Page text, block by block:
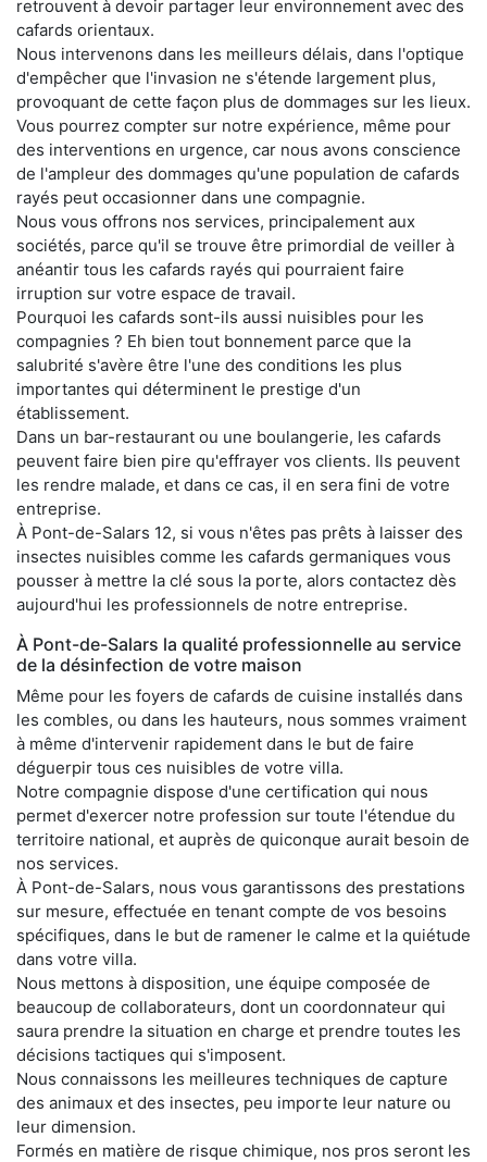
retrouvent à devoir partager leur environnement avec des
cafards orientaux.
Nous intervenons dans les meilleurs délais, dans l'optique
d'empêcher que l'invasion ne s'étende largement plus,
provoquant de cette façon plus de dommages sur les lieux.
Vous pourrez compter sur notre expérience, même pour
des interventions en urgence, car nous avons conscience
de l'ampleur des dommages qu'une population de cafards
rayés peut occasionner dans une compagnie.
Nous vous offrons nos services, principalement aux
sociétés, parce qu'il se trouve être primordial de veiller à
anéantir tous les cafards rayés qui pourraient faire
irruption sur votre espace de travail.
Pourquoi les cafards sont-ils aussi nuisibles pour les
compagnies ? Eh bien tout bonnement parce que la
salubrité s'avère être l'une des conditions les plus
importantes qui déterminent le prestige d'un
établissement.
Dans un bar-restaurant ou une boulangerie, les cafards
peuvent faire bien pire qu'effrayer vos clients. Ils peuvent
les rendre malade, et dans ce cas, il en sera fini de votre
entreprise.
À Pont-de-Salars 12, si vous n'êtes pas prêts à laisser des
insectes nuisibles comme les cafards germaniques vous
pousser à mettre la clé sous la porte, alors contactez dès
aujourd'hui les professionnels de notre entreprise.
À Pont-de-Salars la qualité professionnelle au service
de la désinfection de votre maison
Même pour les foyers de cafards de cuisine installés dans
les combles, ou dans les hauteurs, nous sommes vraiment
à même d'intervenir rapidement dans le but de faire
déguerpir tous ces nuisibles de votre villa.
Notre compagnie dispose d'une certification qui nous
permet d'exercer notre profession sur toute l'étendue du
territoire national, et auprès de quiconque aurait besoin de
nos services.
À Pont-de-Salars, nous vous garantissons des prestations
sur mesure, effectuée en tenant compte de vos besoins
spécifiques, dans le but de ramener le calme et la quiétude
dans votre villa.
Nous mettons à disposition, une équipe composée de
beaucoup de collaborateurs, dont un coordonnateur qui
saura prendre la situation en charge et prendre toutes les
décisions tactiques qui s'imposent.
Nous connaissons les meilleures techniques de capture
des animaux et des insectes, peu importe leur nature ou
leur dimension.
Formés en matière de risque chimique, nos pros seront les